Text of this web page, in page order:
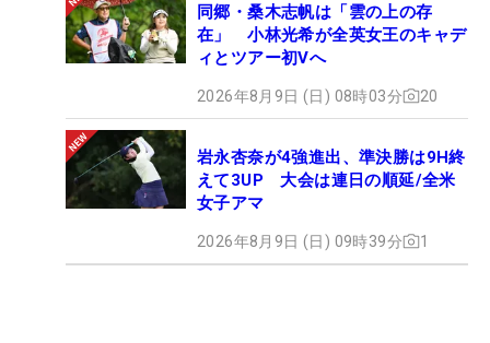
同郷・桑木志帆は「雲の上の存
在」 小林光希が全英女王のキャデ
ィとツアー初Vへ
2026年8月9日 (日) 08時03分 20
岩永杏奈が4強進出、準決勝は9H終
えて3UP 大会は連日の順延/全米
女子アマ
2026年8月9日 (日) 09時39分 1